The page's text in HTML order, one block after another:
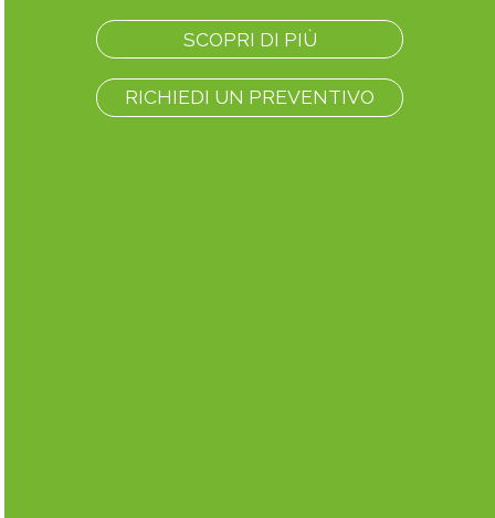
SCOPRI DI PIÙ
RICHIEDI UN PREVENTIVO